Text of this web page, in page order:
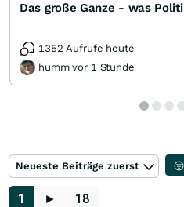
1352 Aufrufe heute
humm vor 1 Stunde
Neueste Beiträge zuerst
1 ► 18